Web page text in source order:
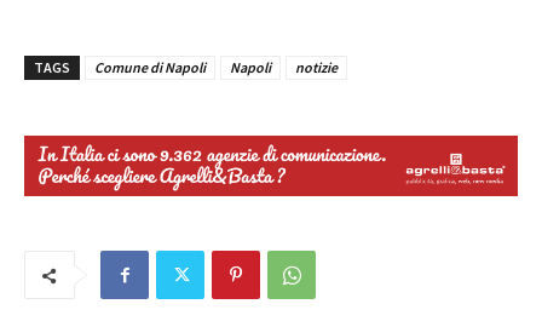
TAGS Comune di Napoli Napoli notizie